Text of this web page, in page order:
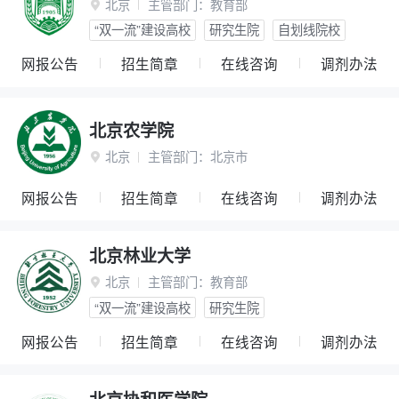
 北京 主管部门： 教育部
“双一流”建设高校
研究生院 自划线院校
网报公告 招生简章 在线咨询 调剂办法
北京农学院
 北京 主管部门： 北京市
网报公告 招生简章 在线咨询 调剂办法
北京林业大学
 北京 主管部门： 教育部
“双一流”建设高校
研究生院
网报公告 招生简章 在线咨询 调剂办法